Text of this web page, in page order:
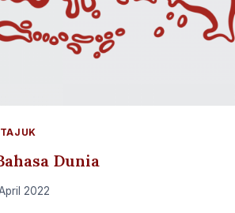
TAJUK
Dunia
2022